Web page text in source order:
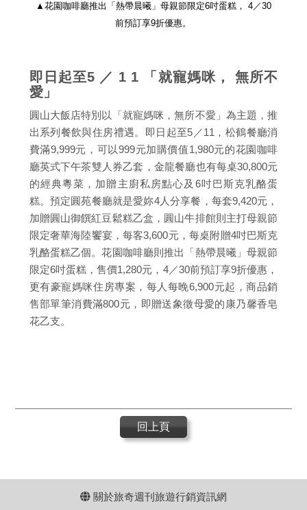
▲花園咖啡廳推出「熱帶晨曦」母親節限定6吋蛋糕， 4／30
前預訂享9折優惠。
即日起至5 ／ 1 1 「就寵媽咪， 無所不
愛」
圓山大飯店特別以「就寵媽咪，無所不愛」為主題，推
出系列餐飲與住房禮遇。即日起至5／11，松鶴餐廳消
費滿9,999元，可以999元加購價值1,980元的花園咖啡
廳英式下午茶雙人券乙套，金龍餐廳也有每桌30,800元
的經典粵菜，加贈主廚私房點心及6吋巴斯克乳酪蛋
糕。預定圓苑餐廳就是愛妳4人分享餐，每套9,420元，
加贈圓山御饌紅豆鬆糕乙盒，圓山牛排館則主打母親節
限定奢華海陸饗宴，每客3,600元，每桌附贈4吋巴斯克
乳酪蛋糕乙個。花園咖啡廳則推出「熱帶晨曦」母親節
限定6吋蛋糕，售價1,280元，4／30前預訂享9折優惠，
更有豪寵媽咪住房專案，每人每晚6,900元起，商品銷
售部單筆消費滿800元，即贈送象徵母愛的康乃馨香皂
花乙支。
回上頁
關於旅奇週刊旅遊行銷資訊網